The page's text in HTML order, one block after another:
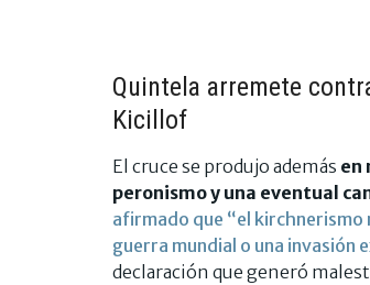
Quintela arremete
Kicillof
El cruce se produjo además en
peronismo y una eventual
afirmado que “el kirchnerismo
guerra mundial o una invasión
declaración que generó